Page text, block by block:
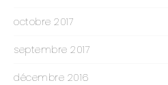
octobre 2017
septembre 2017
décembre 2016